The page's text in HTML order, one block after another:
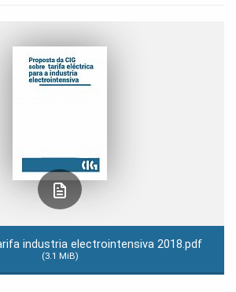
industria electrointensiva 2018.pdf
(3.1 MiB)